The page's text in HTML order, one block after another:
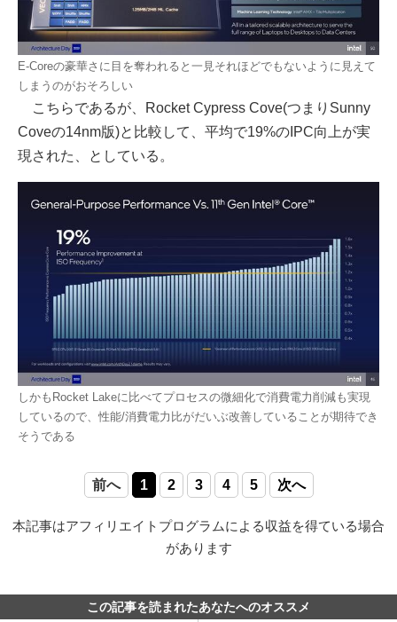
E-Coreの豪華さに目を奪われると一見それほどでもないように見えて
しまうのがおそろしい
こちらであるが、Rocket Cypress Cove(つまりSunny
Coveの14nm版)と比較して、平均で19%のIPC向上が実
現された、としている。
しかもRocket Lakeに比べてプロセスの微細化で消費電力削減も実現
しているので、性能/消費電力比がだいぶ改善していることが期待でき
そうである
前へ 1 2 3 4 5 次へ
本記事はアフィリエイトプログラムによる収益を得ている場合
があります
この記事を読まれたあなたへのオススメ